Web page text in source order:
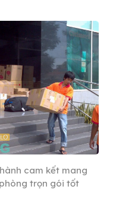
cam kết mang
trọn gói tốt